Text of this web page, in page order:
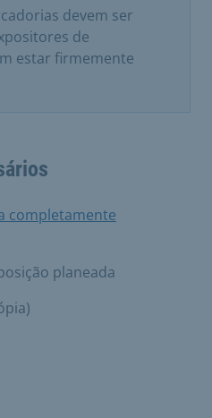
devem ser
de
estar firmemente
completamente
planeada